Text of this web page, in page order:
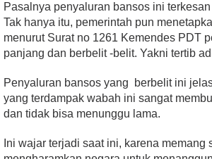
Pasalnya penyaluran bansos ini
Tak hanya itu, pemerintah pun
menurut Surat no 1261 Kemendes PDT
panjang dan berbelit -belit. Yakni tertib
Penyaluran bansos yang berbelit ini
yang terdampak wabah ini sangat
dan tidak bisa menunggu lama.
Ini wajar terjadi saat ini, karena